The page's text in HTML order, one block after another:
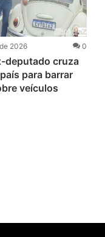
2026 0
deputado cruza
para barrar
veículos